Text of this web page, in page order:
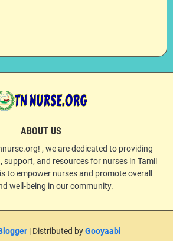
ABOUT US
, we are dedicated to providing
and resources for nurses in Tamil
to empower nurses and promote overall
well-being in our community.
| Distributed byGooyaabi